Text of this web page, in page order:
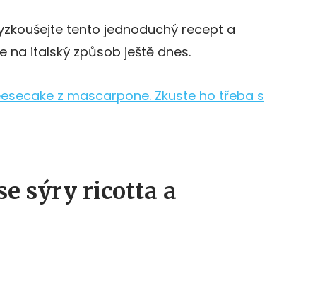
tento jednoduchý recept a
na italský způsob ještě dnes.
z mascarpone. Zkuste ho třeba s
sýry ricotta a